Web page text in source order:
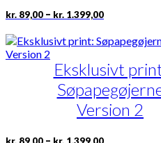
kr. 89,00 – kr. 1.399,00Prisinterval:
kr. 1.399,00
Dette
har
varianter.
kan
vælges
på
Eksklusivt
Version 2
–
Prisinterval:
Dette